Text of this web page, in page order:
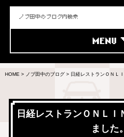
MENU
HOME > ノブ田中のブログ > 日経レストランＯＮＬ
日経レストランＯＮＬＩ
ました。